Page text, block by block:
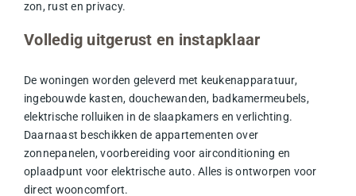
zon, rust en privacy.
Volledig uitgerust en instapklaar
De woningen worden geleverd met keukenapparatuur,
ingebouwde kasten, douchewanden, badkamermeubels,
elektrische rolluiken in de slaapkamers en verlichting.
Daarnaast beschikken de appartementen over
zonnepanelen, voorbereiding voor airconditioning en
oplaadpunt voor elektrische auto. Alles is ontworpen voor
direct wooncomfort.